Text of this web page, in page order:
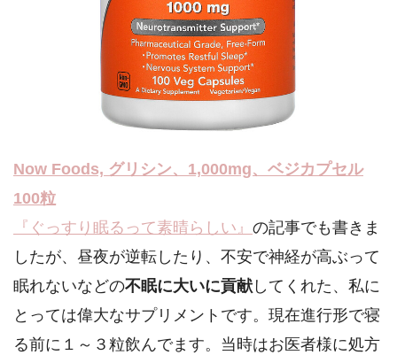
Now Foods, グリシン、1,000mg、ベジカプセル
100粒
『ぐっすり眠るって素晴らしい』 の記事でも書きま
したが、昼夜が逆転したり、不安で神経が高ぶって
眠れないなどの不眠に大いに貢献 してくれた、私に
とっては偉大なサプリメントです。現在進行形で寝
る前に１～３粒飲んでます。当時はお医者様に処方